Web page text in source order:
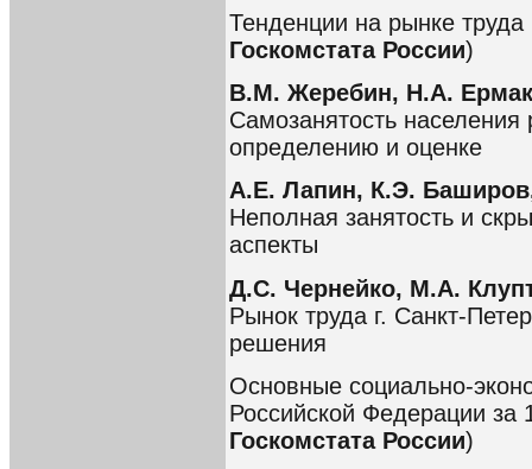
Тенденции на рынке труда
Госкомстата России)
В.М. Жеребин, Н.А.
Самозанятость
определению и оценке
А.Е. Лапин, К.Э.
Неполная занятость и
аспекты
Д.С. Чернейко, М.А.
Рынок труда г. Санкт-
решения
Основные социально-
Российской Федерации за
Госкомстата России)